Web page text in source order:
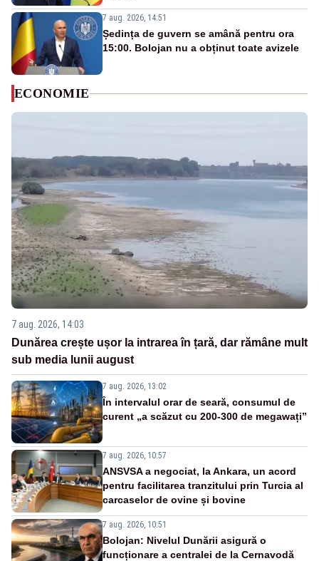
7 aug. 2026, 14:51
Ședința de guvern se amână pentru ora
15:00. Bolojan nu a obținut toate avizele
ECONOMIE
7 aug. 2026, 14:03
Dunărea crește ușor la intrarea în țară, dar rămâne mult
sub media lunii august
7 aug. 2026, 13:02
În intervalul orar de seară, consumul de
curent „a scăzut cu 200-300 de megawați”
7 aug. 2026, 10:57
ANSVSA a negociat, la Ankara, un acord
pentru facilitarea tranzitului prin Turcia al
carcaselor de ovine și bovine
7 aug. 2026, 10:51
Bolojan: Nivelul Dunării asigură o
funcționare a centralei de la Cernavodă